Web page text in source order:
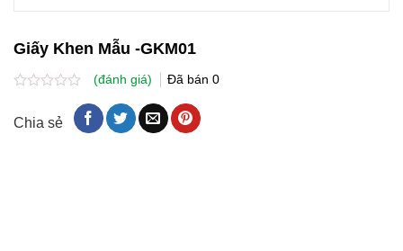
Giấy Khen Mẫu -GKM01
xếp
hạng
(đánh giá) Đã bán 0
Chia sẻ